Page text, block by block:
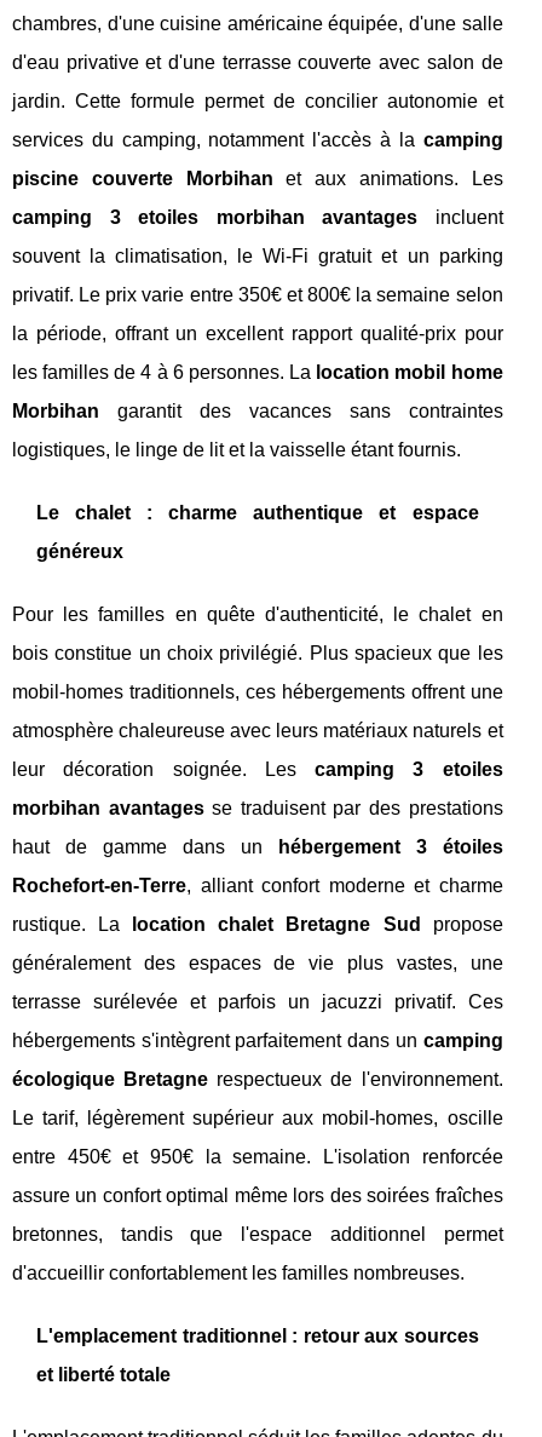
chambres, d'une cuisine américaine équipée, d'une salle
d'eau privative et d'une terrasse couverte avec salon de
jardin. Cette formule permet de concilier autonomie et
services du camping, notamment l'accès à la camping
piscine couverte Morbihan et aux animations. Les
camping 3 etoiles morbihan avantages incluent
souvent la climatisation, le Wi-Fi gratuit et un parking
privatif. Le prix varie entre 350€ et 800€ la semaine selon
la période, offrant un excellent rapport qualité-prix pour
les familles de 4 à 6 personnes. La location mobil home
Morbihan garantit des vacances sans contraintes
logistiques, le linge de lit et la vaisselle étant fournis.
Le chalet : charme authentique et espace
généreux
Pour les familles en quête d'authenticité, le chalet en
bois constitue un choix privilégié. Plus spacieux que les
mobil-homes traditionnels, ces hébergements offrent une
atmosphère chaleureuse avec leurs matériaux naturels et
leur décoration soignée. Lescamping 3 etoiles
morbihan avantagesse traduisent par des prestations
haut de gamme dans un
hébergement 3 étoiles
Rochefort-en-Terre, alliant confort moderne et charme
rustique. La
location chalet Bretagne Sud
propose
généralement des espaces de vie plus vastes, une
terrasse surélevée et parfois un jacuzzi privatif. Ces
hébergements s'intègrent parfaitement dans un camping
écologique Bretagne respectueux de l'environnement.
Le tarif, légèrement supérieur aux mobil-homes, oscille
entre 450€ et 950€ la semaine. L'isolation renforcée
assure un confort optimal même lors des soirées fraîches
bretonnes, tandis que l'espace additionnel permet
d'accueillir confortablement les familles nombreuses.
L'emplacement traditionnel : retour aux sources
et liberté totale